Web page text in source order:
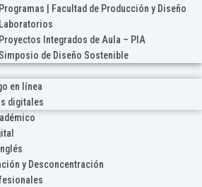
Programas | Facultad de Producción y Diseño
Laboratorios
Proyectos Integrados de Aula – PIA
Simposio de Diseño Sostenible
en línea
digitales
y Desconcentración